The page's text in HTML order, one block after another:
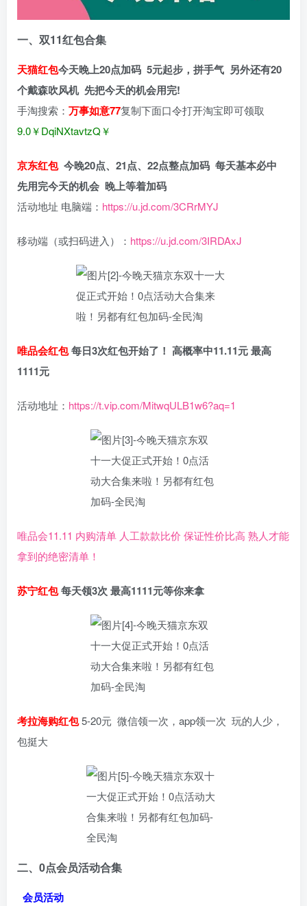
一、双11红包合集
天猫红包今天晚上20点加码 5元起步，拼手气 另外还有20
个戴森吹风机 先把今天的机会用完!
手淘搜索： 万事如意77复制下面口令打开淘宝即可领取
9.0￥DqiNXtavtzQ￥
京东红包今晚20点、21点、22点整点加码 每天基本必中
先用完今天的机会 晚上等着加码
活动地址 电脑端： https://u.jd.com/3CRrMYJ
移动端（或扫码进入）： https://u.jd.com/3IRDAxJ
唯品会红包每日3次红包开始了！ 高概率中11.11元 最高
1111元
活动地址： https://t.vip.com/MitwqULB1w6?aq=1
唯品会11.11 内购清单 人工款款比价 保证性价比高 熟人才能
拿到的绝密清单！
苏宁红包每天领3次 最高1111元等你来拿
考拉海购红包5-20元 微信领一次，app领一次 玩的人少，
包挺大
二、0点会员活动合集
会员活动